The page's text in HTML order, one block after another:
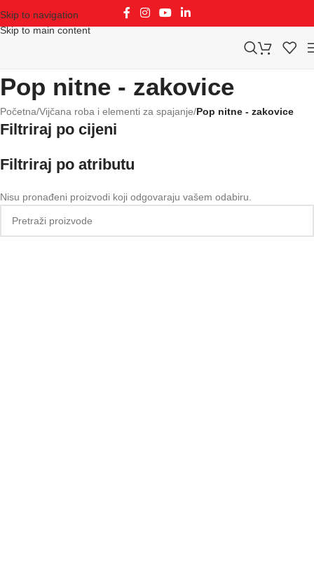
Skip to navigation
Skip to main content
Pop nitne - zakovice
Početna/Vijčana roba i elementi za spajanje/Pop nitne - zakovice
Filtriraj po cijeni
Filtriraj po atributu
Nisu pronađeni proizvodi koji odgovaraju vašem odabiru.